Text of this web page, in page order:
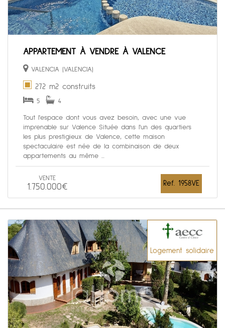
APPARTEMENT À VENDRE À VALENCE
VALENCIA (VALENCIA)
272 m2 construits
5 4
Tout l'espace dont vous avez besoin, avec une vue
imprenable sur Valence Située dans l'un des quartiers
les plus prestigieux de Valence, cette maison
spectaculaire est née de la combinaison de deux
appartements au même ...
VENTE
1.750.000€ Ref. 1958VE
Logement solidaire